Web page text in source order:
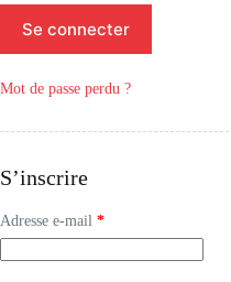
Se connecter
Mot de passe perdu ?
S’inscrire
Adresse e-mail *Obligatoire